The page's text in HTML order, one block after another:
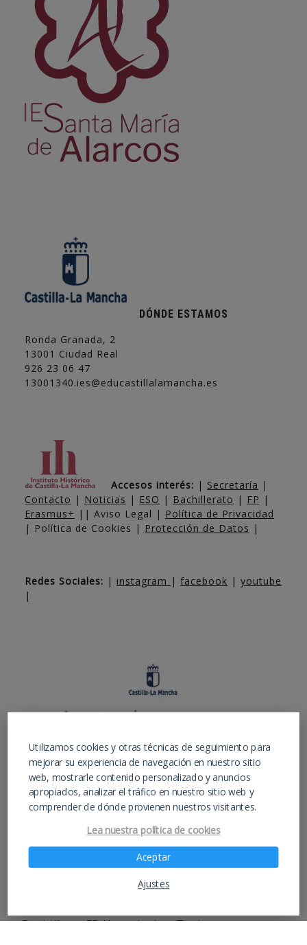
DÓNDE ESTAMOS
Ronda Granada, 2
13001 Ciudad Real
926 23 06 47
13001340.ies@educastillalamancha.es
Accesos interés: | Secretaría |
Contacto | Noticias | ESO | Bachillerato | FP |
Erasmus+ || Aviso Legal | Política de Privacidad
| Política de Cookies | Protección de Datos |
Redes Sociales: | instagram | facebook | youtube
|
Bachiller y FP Hostelería y Turismo –
Utilizamos cookies y otras técnicas de seguimiento para
mejorar su experiencia de navegación en nuestro sitio
web, mostrarle contenido personalizado y anuncios
apropiados, analizar el tráfico en nuestro sitio web y
comprender de dónde provienen nuestros visitantes.
Lea nuestra política de cookies
Aceptar
Ajustes